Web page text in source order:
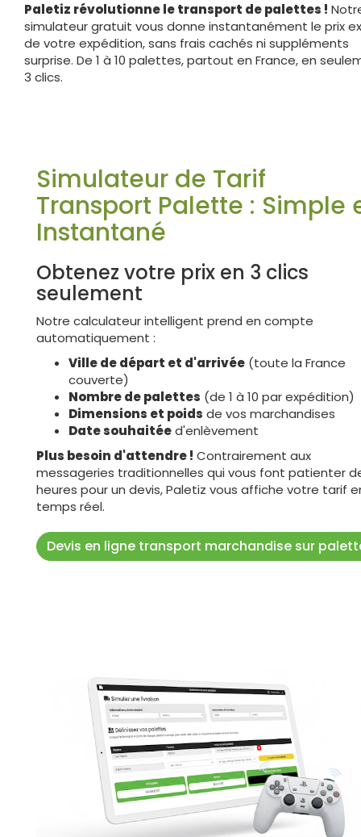
Paletiz révolutionne le transport de palettes !
simulateur gratuit vous donne instantanément le prix
de votre expédition, sans frais cachés ni suppléments
surprise. De 1 à 10 palettes, partout en France, en
3 clics.
Simulateur de Tarif
Transport Palette : Simple
Instantané
Obtenez votre prix en 3 clics
seulement
Notre calculateur intelligent prend en compte
automatiquement :
Ville de départ et d'arrivée (toute la France
couverte)
Nombre de palettes (de 1 à 10 par expédition)
Dimensions et poids de vos marchandises
Date souhaitéed'enlèvement
Plus besoin d'attendre ! Contrairement aux
messageries traditionnelles qui vous font patienter
heures pour un devis, Paletiz vous affiche votre tarif
temps réel.
Devis en ligne transport marchandise sur